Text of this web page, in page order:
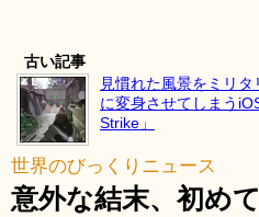
古い記事
見慣れた風景をミリ
に変身させてしまう
Strike」
世界のびっくりニュース
意外な結末、初め